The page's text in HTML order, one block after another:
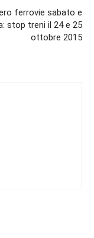
ferrovie sabato e
stop treni il 24 e 25
ottobre 2015